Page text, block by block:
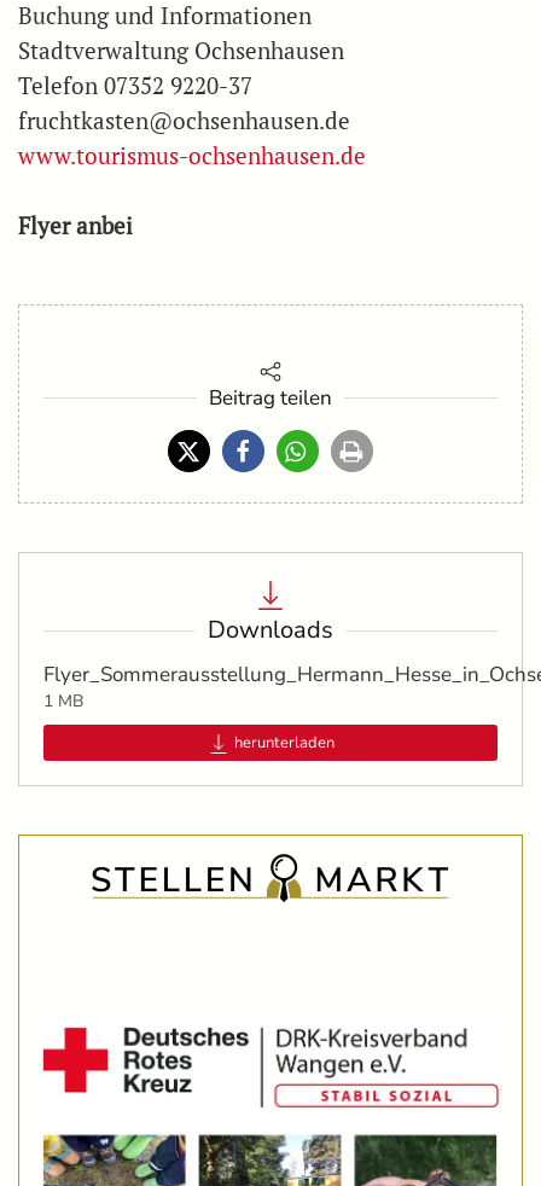
Buchung und Informationen
Stadtverwaltung Ochsenhausen
Telefon 07352 9220-37
fruchtkasten@ochsenhausen.de
www.tourismus-ochsenhausen.de
Flyer anbei
Beitrag teilen
Downloads
1 MB
herunterladen